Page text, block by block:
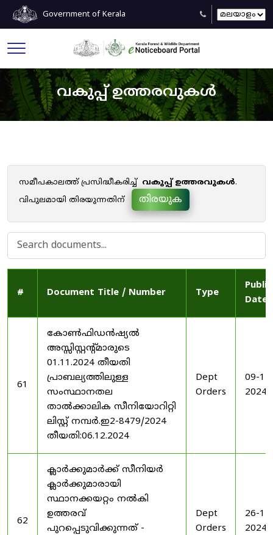
Government of Kerala
വകുപ്പ് ഉത്തരവുകൾ
സമീപകാലത്ത് പ്രസിദ്ധീകരിച്ച് വകുപ്പ് ഉത്തരവുകൾ.
വിപുലമായി തിരയുന്നതിന്
തിരയുക
# Document Title / Number Type
Date
61
കോൺഫിഡൻഷ്യൽ
അസ്സിസ്റ്റന്റ്മാരുടെ
01.11.2024 തീയതി
പ്രാബല്യത്തിലുള്ള
സംസ്ഥാനതല
താൽക്കാലിക സീനിയോറിറ്റി
ലിസ്റ്റ് നമ്പർ.ഇ2-8479/2024
തീയതി:06.12.2024
Dept
Orders
09-
2024
62
ക്ലാർക്കുമാർക്ക് സീനിയർ
ക്ലാർക്കുമാരായി
സ്ഥാനക്കയറ്റം നൽകി
ഉത്തരവ്
പുറപ്പെടുവിക്കുന്നത് -
Dept
Orders
26-
2024